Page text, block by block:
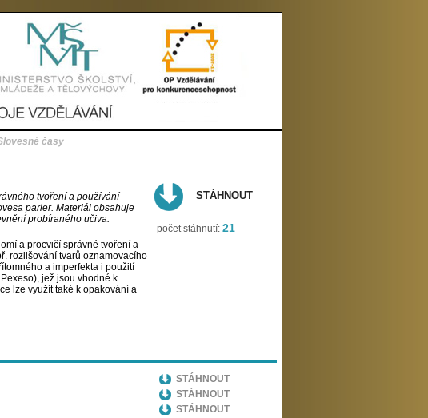
časy
tvoření a používání
parler. Materiál obsahuje
probíraného učiva.
a procvičí správné tvoření a
rozlišování tvarů oznamovacího
a imperfekta i použití
jež jsou vhodné k
lze využít také k opakování a
STÁHNOUT
počet stáhnutí: 21
STÁHNOUT
STÁHNOUT
STÁHNOUT